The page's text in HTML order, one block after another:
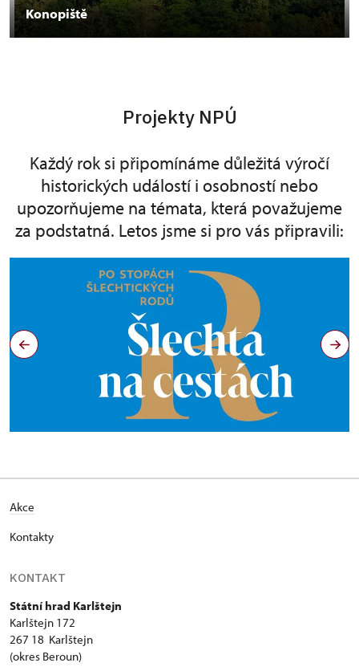
Konopiště
Projekty NPÚ
Každý rok si připomínáme důležitá výročí
historických událostí i osobností nebo
upozorňujeme na témata, která považujeme
za podstatná. Letos jsme si pro vás připravili:
Akce
Kontakty
KONTAKT
Státní hrad Karlštejn
Karlštejn 172
267 18 Karlštejn
(okres Beroun)